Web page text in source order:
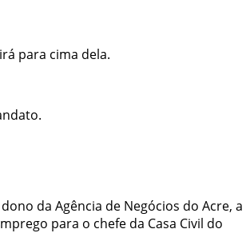
para cima dela.
da Agência de Negócios do Acre, a
para o chefe da Casa Civil do